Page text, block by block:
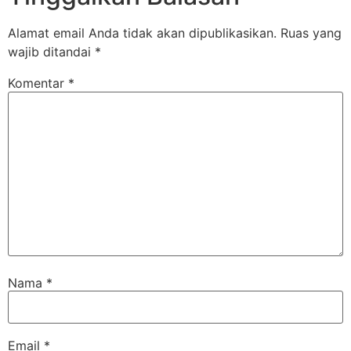
Alamat email Anda tidak akan dipublikasikan. Ruas yang
wajib ditandai *
Komentar *
Nama *
Email *